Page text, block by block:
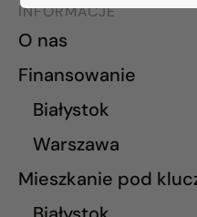
INFORMACJE
O nas
Finansowanie
Białystok
Warszawa
Mieszkanie pod